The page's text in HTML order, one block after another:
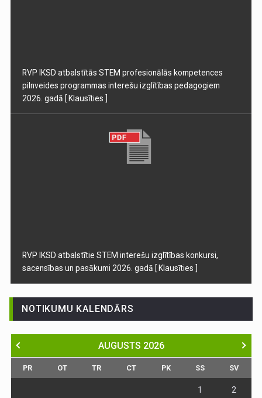
RVP IKSD atbalstītās STEM profesionālās kompetences
pilnveides programmas interešu izglītības pedagogiem
2026. gadā [ Klausīties ]
RVP IKSD atbalstītie STEM interešu izglītības konkursi,
sacensības un pasākumi 2026. gadā [ Klausīties ]
NOTIKUMU KALENDĀRS
AUGUSTS 2026
PR OT TR CT PK SS SV
1 2